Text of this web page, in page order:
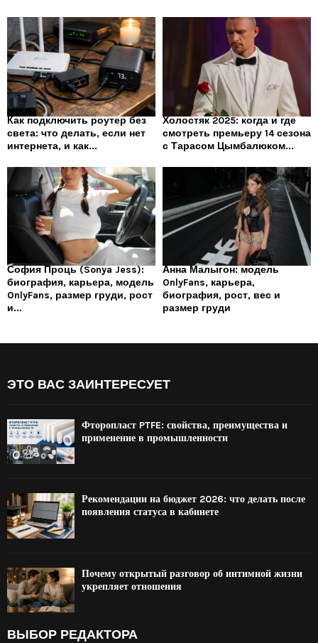
Как подключить роутер без
света: что делать, если нет
интернета, и как...
Холостяк 2025: когда и где
смотреть премьеру 14 сезона
с Тарасом Цымбалюком...
София Проць (Sonya Jess):
биография, карьера, модель
OnlyFans, размер груди, рост
и...
Анна Малыгон: модель
OnlyFans, карьера,
биография, рост, вес и
размер груди
ЭТО ВАС ЗАИНТЕРЕСУЕТ
Фторопласт PTFE: свойства, преимущества и
применение в промышленности
Рекомендации на бюджет 2026: что делать после
появления статуса в кабинете
Почему открытый разговор об интимной жизни
укрепляет отношения
ВЫБОР РЕДАКТОРА